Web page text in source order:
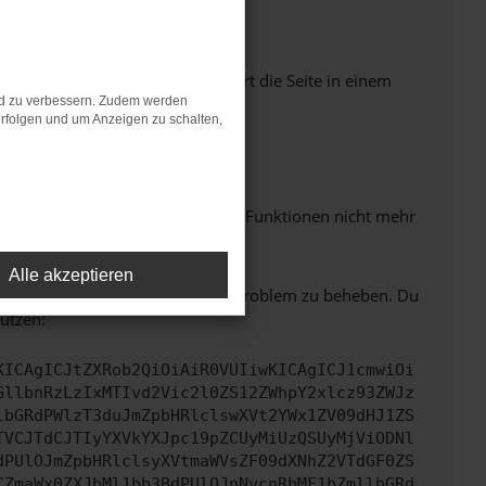
Seiten verhindern. Funktioniert die Seite in einem
dazu führen, dass bestimmte Funktionen nicht mehr
Wir werden versuchen, das Problem zu beheben. Du
zu verbessern. Zudem werden
und um Anzeigen zu schalten,
Alle akzeptieren